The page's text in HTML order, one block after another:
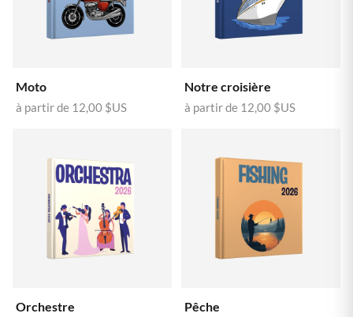
Moto
à partir de 12,00 $US
Notre croisière
à partir de 12,00 $US
Orchestre Pêche